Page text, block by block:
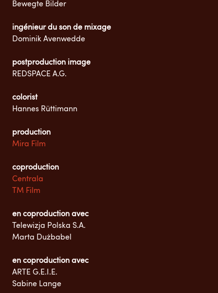
Bewegte Bilder
ingénieur du son de mixage
Dominik Avenwedde
postproduction image
REDSPACE A.G.
colorist
Hannes Rüttimann
production
Mira Film
coproduction
Centrala
TM Film
en coproduction avec
Telewizja Polska S.A.
Marta Dużbabel
en coproduction avec
ARTE G.E.I.E.
Sabine Lange